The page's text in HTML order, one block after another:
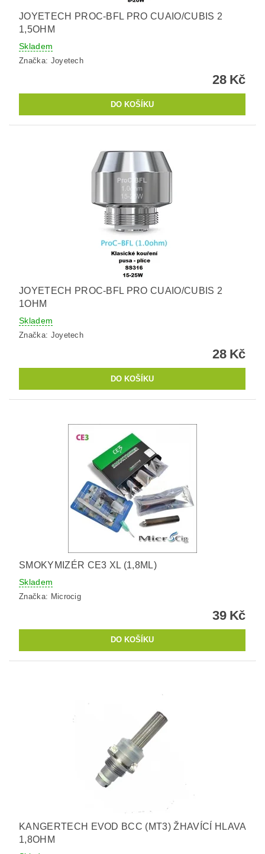
JOYETECH PROC-BFL PRO CUAIO/CUBIS 2
1,5OHM
Skladem
Značka: Joyetech
28 Kč
JOYETECH PROC-BFL PRO CUAIO/CUBIS 2
1OHM
Skladem
Značka: Joyetech
28 Kč
SMOKYMIZÉR CE3 XL (1,8ML)
Skladem
Značka: Microcig
39 Kč
KANGERTECH EVOD BCC (MT3) ŽHAVÍCÍ HLAVA
1,8OHM